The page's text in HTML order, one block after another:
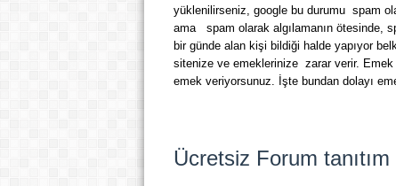
yüklenilirseniz, google bu durumu spam
ama spam olarak algılamanın ötesinde,
bir günde alan kişi bildiği halde yapıyor
sitenize ve emeklerinize zarar verir.
emek veriyorsunuz. İşte bundan dolayı
Ücretsiz Forum